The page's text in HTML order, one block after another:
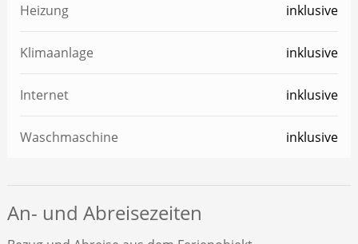
Heizung inklusive
Klimaanlage inklusive
Internet inklusive
Waschmaschine inklusive
An- und Abreisezeiten